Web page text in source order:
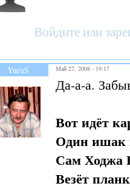
Войдите или
YuruS Май 27, 2008 - 19:17
Да-а-а.
Вот идёт
Один ишак
Сам Ходжа
Везёт